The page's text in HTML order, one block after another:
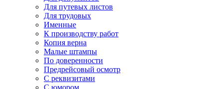
Для путевых листов
Для трудовых
Именные
К производству работ
Копия верна
Малые штампы
По доверенности
Предрейсовый осмотр
С реквизитами
С юмором